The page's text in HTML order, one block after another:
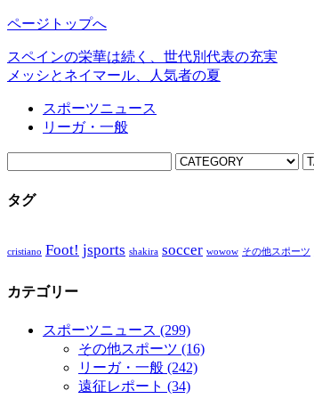
ページトップへ
スペインの栄華は続く、世代別代表の充実
メッシとネイマール、人気者の夏
スポーツニュース
リーガ・一般
タグ
cristiano Foot! jsports shakira soccer wowow その他スポーツ
カテゴリー
スポーツニュース (299)
その他スポーツ (16)
リーガ・一般 (242)
遠征レポート (34)